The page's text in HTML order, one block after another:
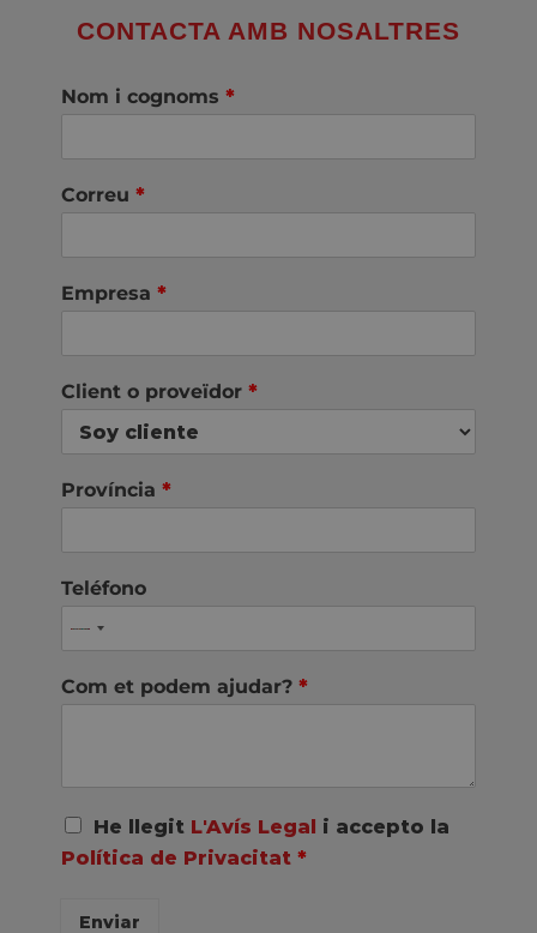
CONTACTA AMB NOSALTRES
Nom i cognoms *
Correu *
Empresa *
Client o proveïdor *
Província *
Teléfono
Com et podem ajudar? *
A
c
u
He llegit L'Avís Legal
i accepto la
Política de Privacitat *
Enviar